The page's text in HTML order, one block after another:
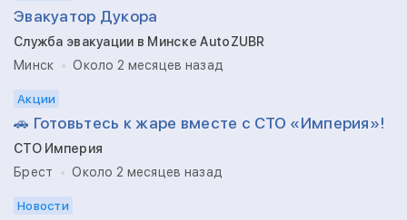
Эвакуатор Дукора
Служба эвакуации в Минске AutoZUBR
Минск
Около 2 месяцев назад
Акции
🚗 Готовьтесь к жаре вместе с СТО «Империя»!
СТО Империя
Брест
Около 2 месяцев назад
Новости